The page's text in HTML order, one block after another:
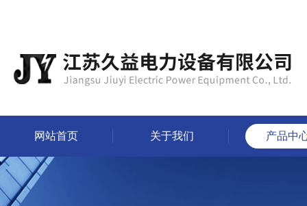
网站首页 关于我们 产品中